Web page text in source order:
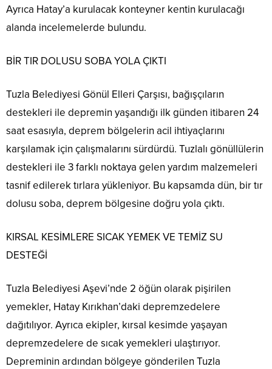
Ayrıca Hatay’a kurulacak konteyner kentin kurulacağı
alanda incelemelerde bulundu.
BİR TIR DOLUSU SOBA YOLA ÇIKTI
Tuzla Belediyesi Gönül Elleri Çarşısı, bağışçıların
destekleri ile depremin yaşandığı ilk günden itibaren 24
saat esasıyla, deprem bölgelerin acil ihtiyaçlarını
karşılamak için çalışmalarını sürdürdü. Tuzlalı gönüllülerin
destekleri ile 3 farklı noktaya gelen yardım malzemeleri
tasnif edilerek tırlara yükleniyor. Bu kapsamda dün, bir tır
dolusu soba, deprem bölgesine doğru yola çıktı.
KIRSAL KESİMLERE SICAK YEMEK VE TEMİZ SU
DESTEĞİ
Tuzla Belediyesi Aşevi’nde 2 öğün olarak pişirilen
yemekler, Hatay Kırıkhan’daki depremzedelere
dağıtılıyor. Ayrıca ekipler, kırsal kesimde yaşayan
depremzedelere de sıcak yemekleri ulaştırıyor.
Depreminin ardından bölgeye gönderilen Tuzla